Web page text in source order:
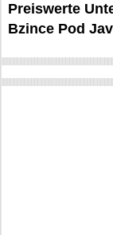
Preiswerte
Bzince Pod